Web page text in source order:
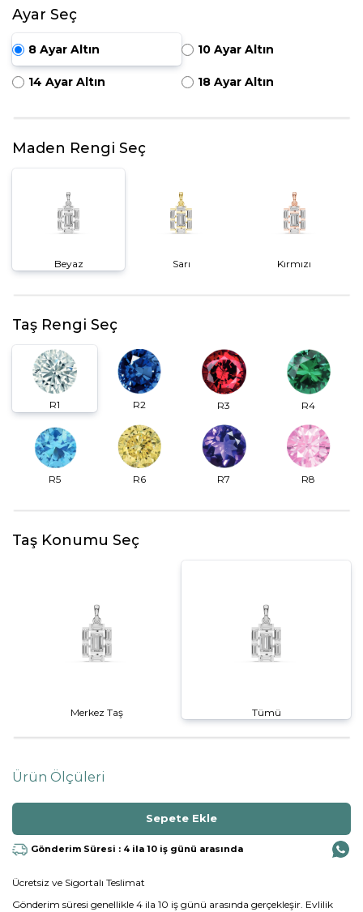
Ayar Seç
8 Ayar Altın 10 Ayar Altın
14 Ayar Altın 18 Ayar Altın
Maden Rengi Seç
Beyaz Sarı Kırmızı
Taş Rengi Seç
R1 R2 R3 R4
R5 R6 R7 R8
Taş Konumu Seç
Merkez Taş Tümü
Ürün Ölçüleri
Gönderim Süresi : 4 ila 10 iş günü arasında
Ücretsiz ve Sigortalı Teslimat
Gönderim süresi genellikle 4 ila 10 iş günü arasında gerçekleşir. Evlilik